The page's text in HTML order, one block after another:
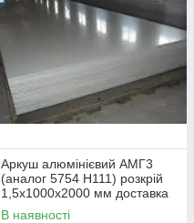
Аркуш алюмінієвий АМГ3
(аналог 5754 Н111) розкрій
1,5х1000х2000 мм доставка
порізування паковання
В наявності